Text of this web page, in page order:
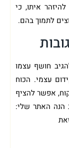
איתו, כי
לתמוך בהם.
חושף עצמו
עצמי. הכוח
אפשר להציף
הנה האתר שלי: